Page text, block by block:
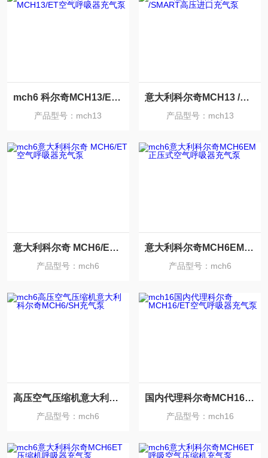
mch6 科尔奇MCH13/ET空气呼吸器充气泵
产品型号：mch13
意大利科尔奇MCH13 /SMART高压进口充气泵
产品型号：mch13
意大利科尔奇 MCH6/ET 空气呼吸器充气泵
产品型号：mch6
意大利科尔奇MCH6EM正压式空气呼吸器充气泵
产品型号：mch6
高压空气压缩机意大利科尔奇MCH6/SH充气泵
产品型号：mch6
国内代理科尔奇MCH16/ET空气呼吸器充气泵
产品型号：mch16